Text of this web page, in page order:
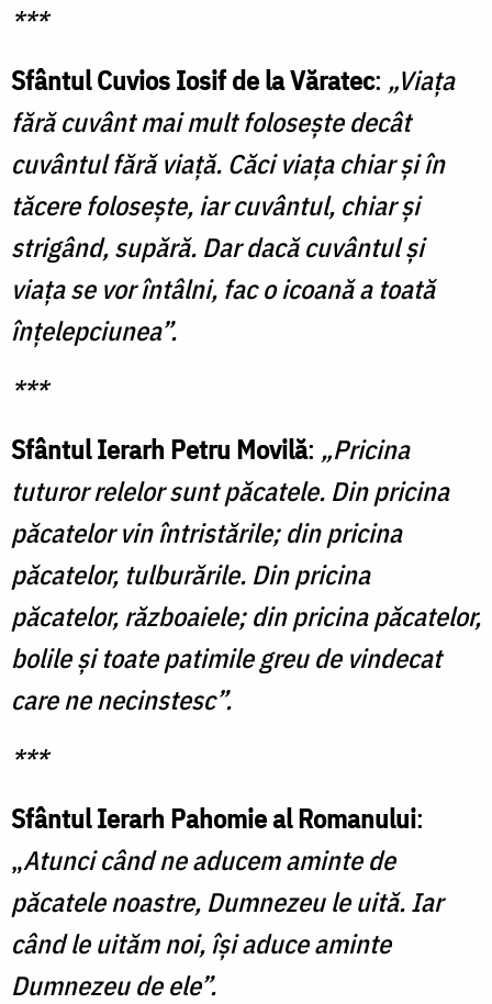
***
Sfântul Cuvios Iosif de la Văratec: „Viaţa
fără cuvânt mai mult foloseşte decât
cuvântul fără viaţă. Căci viaţa chiar şi în
tăcere foloseşte, iar cuvântul, chiar şi
strigând, supără. Dar dacă cuvântul şi
viaţa se vor întâlni, fac o icoană a toată
înţelepciunea”.
***
Sfântul Ierarh Petru Movilă: „Pricina
tuturor relelor sunt păcatele. Din pricina
păcatelor vin întristările; din pricina
păcatelor, tulburările. Din pricina
păcatelor, războaiele; din pricina păcatelor,
bolile şi toate patimile greu de vindecat
care ne necinstesc”.
***
Sfântul Ierarh Pahomie al Romanului:
„Atunci când ne aducem aminte de
păcatele noastre, Dumnezeu le uită. Iar
când le uităm noi, îşi aduce aminte
Dumnezeu de ele”.